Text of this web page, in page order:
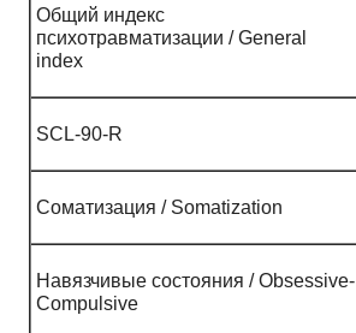
Общий индекс
психотравматизации / General
index
SCL-90-R
Соматизация / Somatization
Навязчивые состояния / Obsessive-
Compulsive